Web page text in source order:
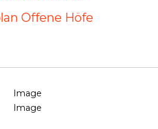
Offene Höfe